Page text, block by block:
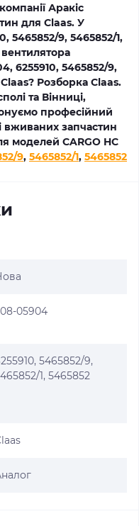
Аракіс
для Claas. У
5465852/9, 5465852/1,
6255910, 5465852/9,
Розборка Claas.
та Вінниці,
професійний
вживаних запчастин
моделей CARGO HC
9, 5465852/1, 5465852
05904
5465852/9,
1, 5465852